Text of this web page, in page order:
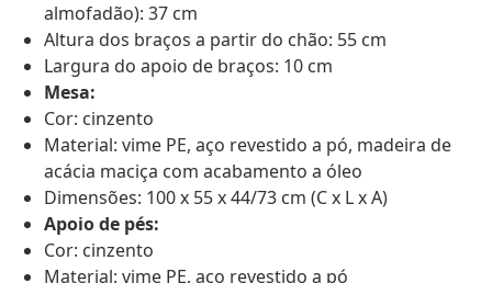
almofadão): 37 cm
Altura dos braços a partir do chão: 55 cm
Largura do apoio de braços: 10 cm
Mesa:
Cor: cinzento
Material: vime PE, aço revestido a pó, madeira de
acácia maciça com acabamento a óleo
Dimensões: 100 x 55 x 44/73 cm (C x L x A)
Apoio de pés:
Cor: cinzento
Material: vime PE, aço revestido a pó